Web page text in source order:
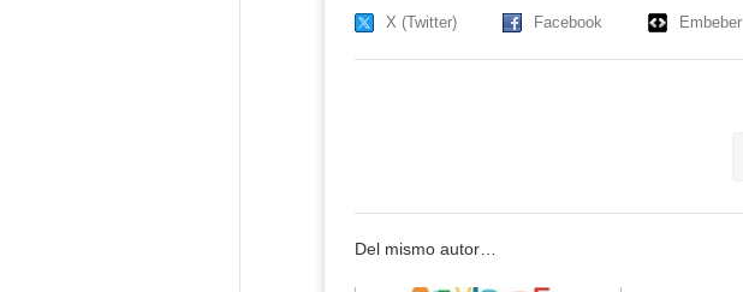
X (Twitter) Facebook Embeber
Del mismo autor…